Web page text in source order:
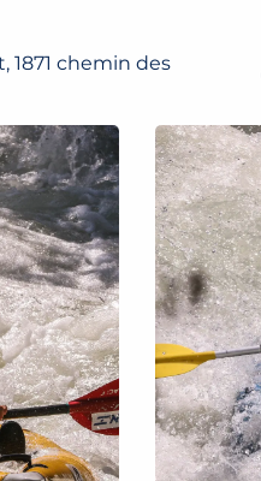
1871 chemin des